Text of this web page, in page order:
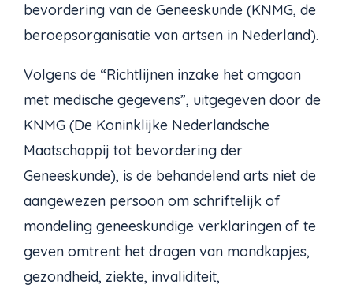
bevordering van de Geneeskunde (KNMG, de
beroepsorganisatie van artsen in Nederland).
Volgens de “Richtlijnen inzake het omgaan
met medische gegevens”, uitgegeven door de
KNMG (De Koninklijke Nederlandsche
Maatschappij tot bevordering der
Geneeskunde), is de behandelend arts niet de
aangewezen persoon om schriftelijk of
mondeling geneeskundige verklaringen af te
geven omtrent het dragen van mondkapjes,
gezondheid, ziekte, invaliditeit,